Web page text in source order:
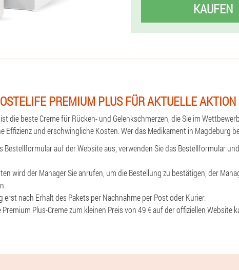
KAUFEN
PREMIUM PLUS FÜR AKTUELLE
die beste Creme für Rücken- und Gelenkschmerzen, die Sie im
Effizienz und erschwingliche Kosten. Wer das Medikament in Magdeburg
Bestellformular auf der Website aus, verwenden Sie das Bestellformular
wird der Manager Sie anrufen, um die Bestellung zu bestätigen, der
erst nach Erhalt des Pakets per Nachnahme per Post oder Kurier.
Plus-Creme zum kleinen Preis von 49 € auf der offiziellen Website